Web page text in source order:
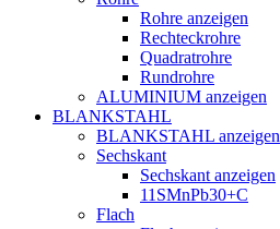
Rohre anzeigen
Rechteckrohre
Quadratrohre
Rundrohre
ALUMINIUM anzeigen
BLANKSTAHL
BLANKSTAHL anzeigen
Sechskant
Sechskant anzeigen
11SMnPb30+C
Flach